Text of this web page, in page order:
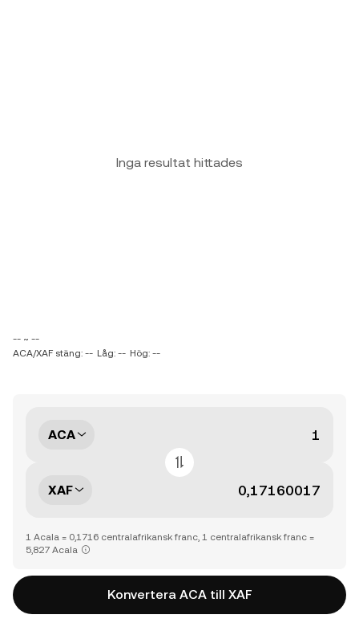
Inga resultat hittades
-- ~ --
ACA/XAF stäng: -- Låg: -- Hög: --
ACA
XAF
1 Acala = 0,1716 centralafrikansk franc, 1 centralafrikansk franc =
5,827 Acala
Konvertera ACA till XAF